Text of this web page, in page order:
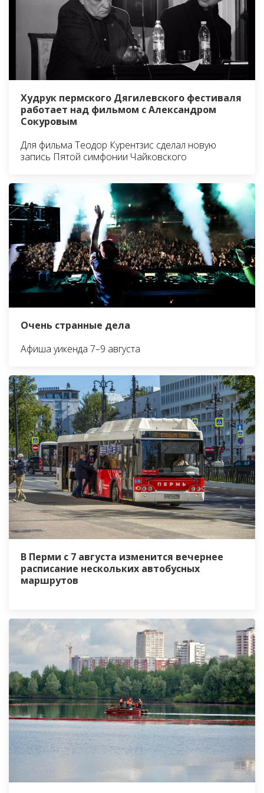
Худрук пермского Дягилевского фестиваля
работает над фильмом с Александром
Сокуровым
Для фильма Теодор Курентзис сделал новую
запись Пятой симфонии Чайковского
Очень странные дела
Афиша уикенда 7–9 августа
В Перми с 7 августа изменится вечернее
расписание нескольких автобусных
маршрутов